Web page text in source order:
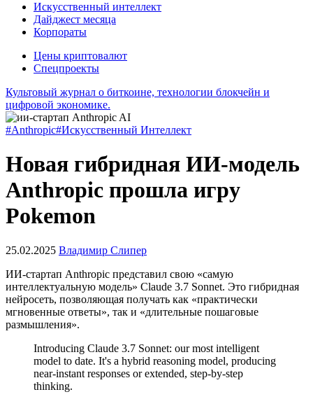
Искусственный интеллект
Дайджест месяца
Корпораты
Цены криптовалют
Спецпроекты
Культовый журнал о биткоине, технологии блокчейн и
цифровой экономике.
#Anthropic#Искусственный Интеллект
Новая гибридная ИИ-модель
Anthropic прошла игру
Pokemon
25.02.2025 Владимир Слипер
ИИ-стартап Anthropic представил свою «самую
интеллектуальную модель» Claude 3.7 Sonnet. Это гибридная
нейросеть, позволяющая получать как «практически
мгновенные ответы», так и «длительные пошаговые
размышления».
Introducing Claude 3.7 Sonnet: our most intelligent
model to date. It's a hybrid reasoning model, producing
near-instant responses or extended, step-by-step
thinking.